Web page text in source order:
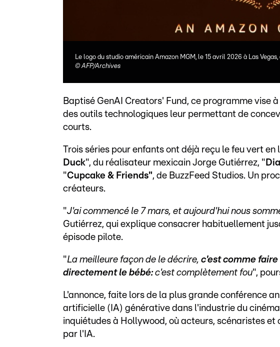
Le logo du studio américain Amazon MGM, le 15 avril 2026 à Las
©AFP/Archives
Baptisé GenAI Creators' Fund, ce programme vise
des outils technologiques leur permettant de
courts.
Trois séries pour enfants ont déjà reçu le feu vert en
Duck", du réalisateur mexicain Jorge Gutiérrez, "
"Cupcake & Friends", de BuzzFeed Studios. Un
créateurs.
"J'ai commencé le 7 mars, et aujourd'hui nous
Gutiérrez, qui explique consacrer habituellement
épisode pilote.
"La meilleure façon de le décrire, c'est comme
directement le bébé:c'est complètement fou",
L'annonce, faite lors de la plus grande conférence
artificielle (IA) générative dans l'industrie du
inquiétudes à Hollywood, où acteurs, scénaristes
par l'IA.